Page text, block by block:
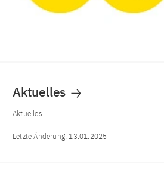
Aktuelles
Aktuelles
Letzte Änderung:13.01.2025